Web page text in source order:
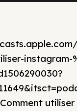
instagram-